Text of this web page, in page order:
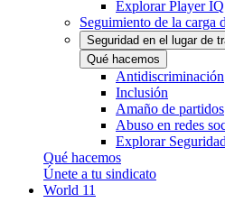
Explorar Player IQ
Seguimiento de la carga
Seguridad en el lugar de
Qué hacemos
Antidiscriminación
Inclusión
Amaño de partidos
Abuso en redes
Explorar
Qué hacemos
Únete a tu sindicato
World 11